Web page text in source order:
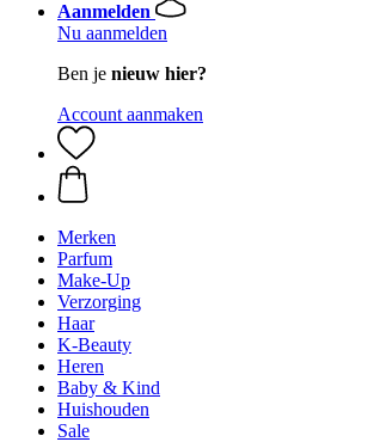
Aanmelden
Nu aanmelden
Ben je nieuw hier?
Account aanmaken
Merken
Parfum
Make-Up
Verzorging
Haar
K-Beauty
Heren
Baby & Kind
Huishouden
Sale